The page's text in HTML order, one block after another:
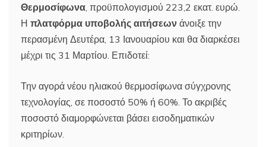
Θερμοσίφωνα , προϋπολογισμού 223,2 εκατ. ευρώ.
Η πλατφόρμα υποβολής αιτήσεων άνοιξε την
περασμένη Δευτέρα, 13 Ιανουαρίου και θα διαρκέσει
μέχρι τις 31 Μαρτίου. Επιδοτεί:
Την αγορά νέου ηλιακού θερμοσίφωνα σύγχρονης
τεχνολογίας, σε ποσοστό 50% ή 60%. Το ακριβές
ποσοστό διαμορφώνεται βάσει εισοδηματικών
κριτηρίων.